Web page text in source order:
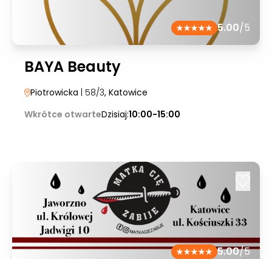
5.00/5
BAYA Beauty
Piotrowicka | 58/3, Katowice
Wkrótce otwarteDzisiaj:10:00-15:00
5.00/5